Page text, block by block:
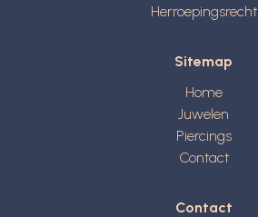
Herroepingsrecht
Sitemap
Home
Juwelen
Piercings
Contact
Contact